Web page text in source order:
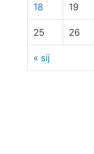
« sij
18 19
25 26